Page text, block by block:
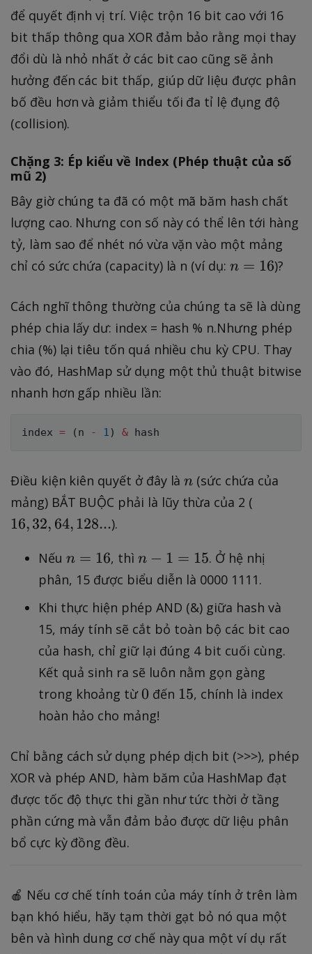
để quyết định vị trí. Việc trộn 16 bit cao với 16
bit thấp thông qua XOR đảm bảo rằng mọi thay
đổi dù là nhỏ nhất ở các bit cao cũng sẽ ảnh
hưởng đến các bit thấp, giúp dữ liệu được phân
bố đều hơn và giảm thiểu tối đa tỉ lệ đụng độ
(collision).
Chặng 3: Ép kiểu về Index (Phép thuật của số
mũ 2)
Bây giờ chúng ta đã có một mã băm hash chất
lượng cao. Nhưng con số này có thể lên tới hàng
tỷ, làm sao để nhét nó vừa vặn vào một mảng
chỉ có sức chứa (capacity) là n (ví dụ: n
1
n = 16)?
Cách nghĩ thông thường của chúng ta sẽ là dùng
phép chia lấy dư: index = hash % n.Nhưng phép
chia (%) lại tiêu tốn quá nhiều chu kỳ CPU. Thay
vào đó, HashMap sử dụng một thủ thuật bitwise
nhanh hơn gấp nhiều lần:
index = ( n - 1 ) &
Điều kiện kiên quyết ở đây làn
n (sức chứa của
mảng) BẮT BUỘC phải là lũy thừa của 2 (
3
2
6
4
,
2
8
.
16,32, 64, 128...).
Nếu n
=
6
n = 16, thìn
-
=
1
5
n − 1 = 15. Ở hệ nhị
phân, 15 được biểu diễn là 0000 1111.
Khi thực hiện phép AND (&) giữa hash và
15, máy tính sẽ cắt bỏ toàn bộ các bit cao
của hash, chỉ giữ lại đúng 4 bit cuối cùng.
Kết quả sinh ra sẽ luôn nằm gọn gàng
trong khoảng từ 0
0 đến 1
15, chính là index
hoàn hảo cho mảng!
Chỉ bằng cách sử dụng phép dịch bit (>>>), phép
XOR và phép AND, hàm băm của HashMap đạt
được tốc độ thực thi gần như tức thời ở tầng
phần cứng mà vẫn đảm bảo được dữ liệu phân
bổ cực kỳ đồng đều.
🍎 Nếu cơ chế tính toán của máy tính ở trên làm
bạn khó hiểu, hãy tạm thời gạt bỏ nó qua một
bên và hình dung cơ chế này qua một ví dụ rất